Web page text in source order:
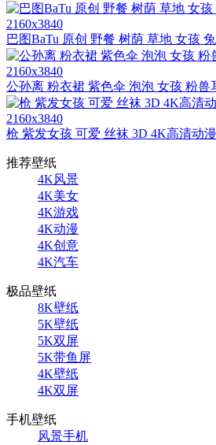
2160x3840
巴图BaTu 原创 野餐 树荫 草地 女孩
2160x3840
公孙离 粉衣裙 紫色伞 泡泡 女孩 粉兽
2160x3840
枪 紫发女孩 可爱 丝袜 3D 4K高清动
推荐壁纸
4K风景
4K美女
4K游戏
4K动漫
4K创意
4K汽车
极品壁纸
8K壁纸
5K壁纸
5K双屏
5K带鱼屏
4K壁纸
4K双屏
手机壁纸
风景手机